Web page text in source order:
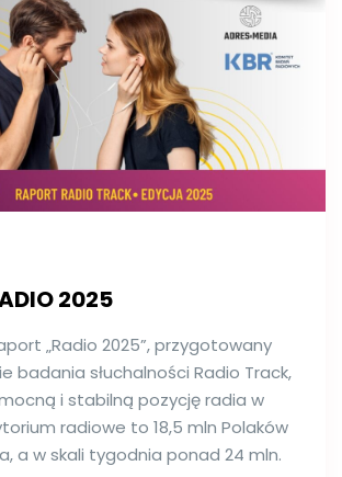
2025
„Radio 2025”, przygotowany
badania słuchalności Radio Track,
i stabilną pozycję radia w
radiowe to 18,5 mln Polaków
a w skali tygodnia ponad 24 mln.